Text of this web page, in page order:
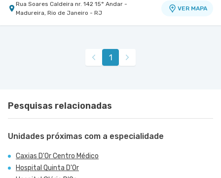
Rua Soares Caldeira nr. 142 15° Andar -
Madureira, Rio de Janeiro - RJ
VER MAPA
Centro Quinta D'Or - Unidade Quinta Park
Rua Almirante Baltazar nr. 333 8° Andar - Sao
Cristovao, Rio de Janeiro - RJ
1
Pesquisas relacionadas
Unidades próximas com a especialidade
Caxias D'Or Centro Médico
Hospital Quinta D'Or